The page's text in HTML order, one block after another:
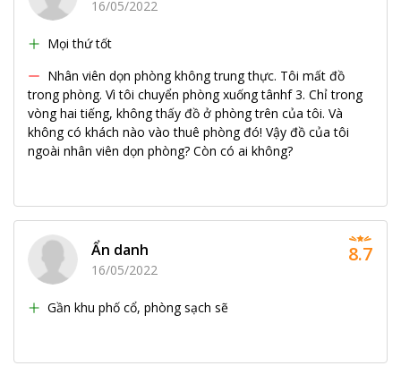
16/05/2022
Mọi thứ tốt
Nhân viên dọn phòng không trung thực. Tôi mất đồ
trong phòng. Vì tôi chuyển phòng xuống tânhf 3. Chỉ trong
vòng hai tiếng, không thấy đồ ở phòng trên của tôi. Và
không có khách nào vào thuê phòng đó! Vậy đồ của tôi
ngoài nhân viên dọn phòng? Còn có ai không?
Ẩn danh
16/05/2022
Gần khu phố cổ, phòng sạch sẽ
8.7